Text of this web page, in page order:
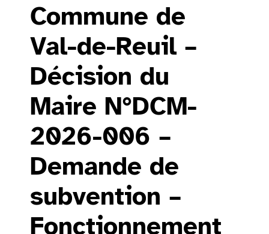
Commune de
Val-de-Reuil –
Décision du
Maire N°DCM-
2026-006 –
Demande de
subvention –
Fonctionnement